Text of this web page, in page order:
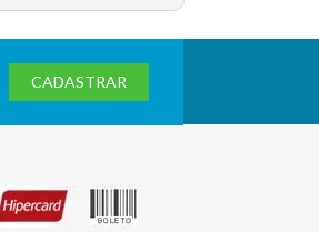
CADASTRAR